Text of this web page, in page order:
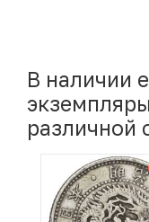
В наличии
различной